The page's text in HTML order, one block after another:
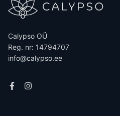
Calypso OÜ
Reg. nr: 14794707
info@calypso.ee